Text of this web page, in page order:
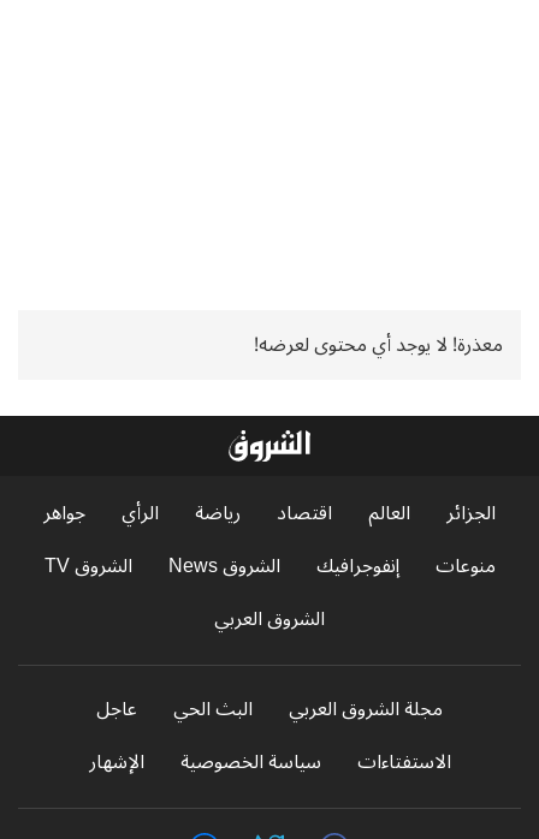
معذرة! لا يوجد أي محتوى لعرضه!
الجزائر العالم اقتصاد رياضة الرأي
جواهر
منوعات
إنفوجرافيك الشروق News
الشروق TV
الشروق العربي
مجلة الشروق العربي البث الحي
عاجل
الاستفتاءات
سياسة الخصوصية الإشهار